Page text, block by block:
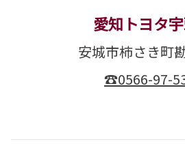
愛知トヨタ
安城市柿さき町
☎0566-97-